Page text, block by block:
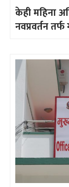
केही महिना
नवप्रवर्तन